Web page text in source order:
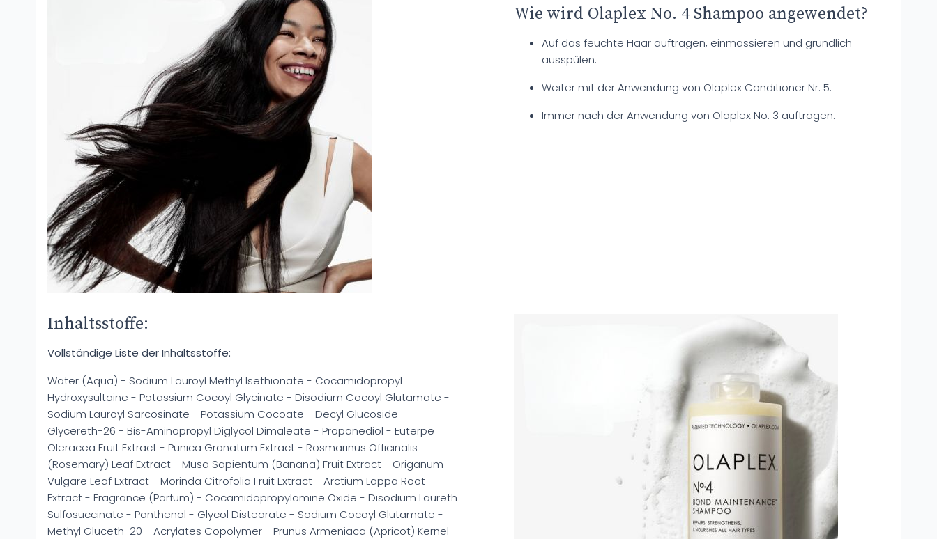
Wie wird Olaplex No. 4 Shampoo angewendet?
Auf das feuchte Haar auftragen, einmassieren und gründlich
ausspülen.
Weiter mit der Anwendung von Olaplex Conditioner Nr. 5.
Immer nach der Anwendung von Olaplex No. 3 auftragen.
Inhaltsstoffe:
Vollständige Liste der Inhaltsstoffe:
Water (Aqua) - Sodium Lauroyl Methyl Isethionate - Cocamidopropyl
Hydroxysultaine - Potassium Cocoyl Glycinate - Disodium Cocoyl Glutamate -
Sodium Lauroyl Sarcosinate - Potassium Cocoate - Decyl Glucoside -
Glycereth-26 - Bis-Aminopropyl Diglycol Dimaleate - Propanediol - Euterpe
Oleracea Fruit Extract - Punica Granatum Extract - Rosmarinus Officinalis
(Rosemary) Leaf Extract - Musa Sapientum (Banana) Fruit Extract - Origanum
Vulgare Leaf Extract - Morinda Citrofolia Fruit Extract - Arctium Lappa Root
Extract - Fragrance (Parfum) - Cocamidopropylamine Oxide - Disodium Laureth
Sulfosuccinate - Panthenol - Glycol Distearate - Sodium Cocoyl Glutamate -
Methyl Gluceth-20 - Acrylates Copolymer - Prunus Armeniaca (Apricot) Kernel